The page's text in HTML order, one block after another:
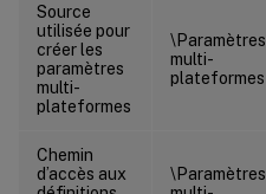
Source
utilisée pour
créer les
paramètres
multi-
plateformes
\Paramètres
multi-
plateformes
Chemin
d’accès aux
\Paramètres